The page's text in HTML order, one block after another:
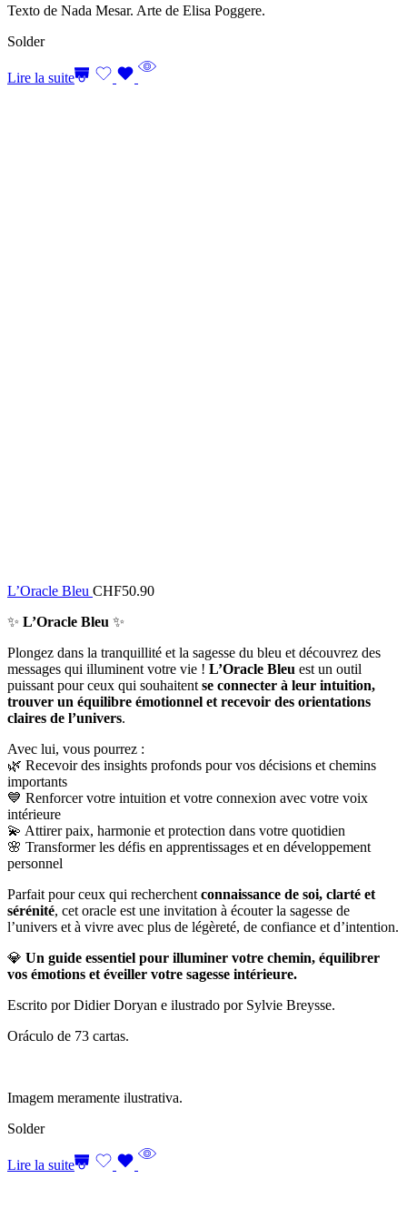
Texto de Nada Mesar. Arte de Elisa Poggere.
Solder
Lire la suite
L’Oracle Bleu CHF50.90
✨ L’Oracle Bleu ✨
Plongez dans la tranquillité et la sagesse du bleu et découvrez des
messages qui illuminent votre vie ! L’Oracle Bleu est un outil
puissant pour ceux qui souhaitent se connecter à leur intuition,
trouver un équilibre émotionnel et recevoir des orientations
claires de l’univers.
Avec lui, vous pourrez :
🌿 Recevoir des insights profonds pour vos décisions et chemins
importants
💙 Renforcer votre intuition et votre connexion avec votre voix
intérieure
💫 Attirer paix, harmonie et protection dans votre quotidien
🌸 Transformer les défis en apprentissages et en développement
personnel
Parfait pour ceux qui recherchent connaissance de soi, clarté et
sérénité, cet oracle est une invitation à écouter la sagesse de
l’univers et à vivre avec plus de légèreté, de confiance et d’intention.
💎 Un guide essentiel pour illuminer votre chemin, équilibrer
vos émotions et éveiller votre sagesse intérieure.
Escrito por Didier Doryan e ilustrado por Sylvie Breysse.
Oráculo de 73 cartas.
Imagem meramente ilustrativa.
Solder
Lire la suite